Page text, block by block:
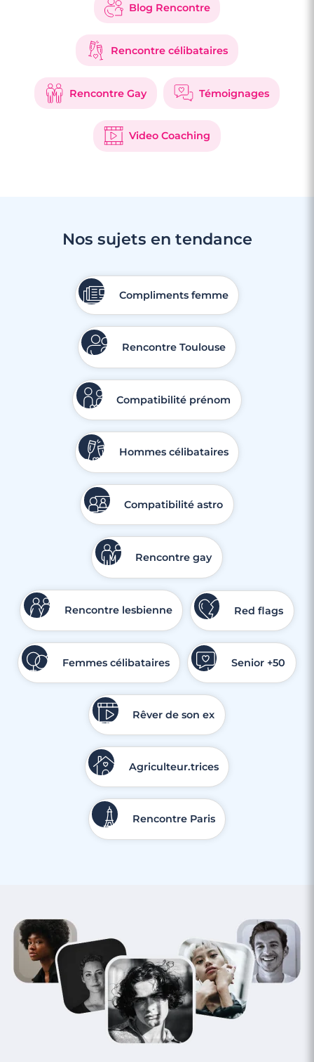
Blog Rencontre
Rencontre célibataires
Rencontre Gay Témoignages
Video Coaching
Nos sujets en tendance
Compliments femme
Rencontre Toulouse
Compatibilité prénom
Hommes célibataires
Compatibilité astro
Rencontre gay
Rencontre lesbienne Red flags
Femmes célibataires Senior +50
Rêver de son ex
Agriculteur.trices
Rencontre Paris